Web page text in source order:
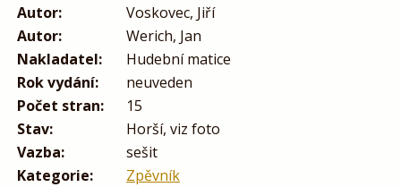
Autor:
Voskovec, Jiří
Autor:
Werich, Jan
Nakladatel:
Hudební matice
Rok vydání:
neuveden
Počet stran:
15
Stav:
Horší, viz foto
Vazba:
sešit
Kategorie:
Zpěvník